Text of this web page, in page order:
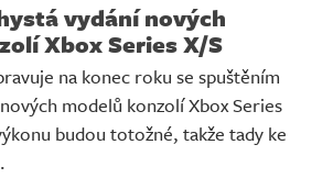
vydání nových
Xbox Series X/S
na konec roku se spuštěním
modelů konzolí Xbox Series
budou totožné, takže tady ke